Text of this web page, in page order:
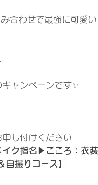
合わせで最強に可愛い
ャンペーンです✨
し付けください
イク指名▶︎こころ：衣装
撮りコース】